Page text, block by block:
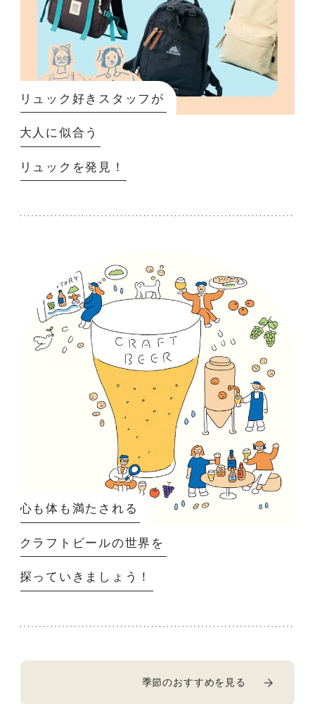
リュック好きスタッフが
大人に似合う
リュックを発見！
心も体も満たされる
クラフトビールの世界を
探っていきましょう！
季節のおすすめを見る